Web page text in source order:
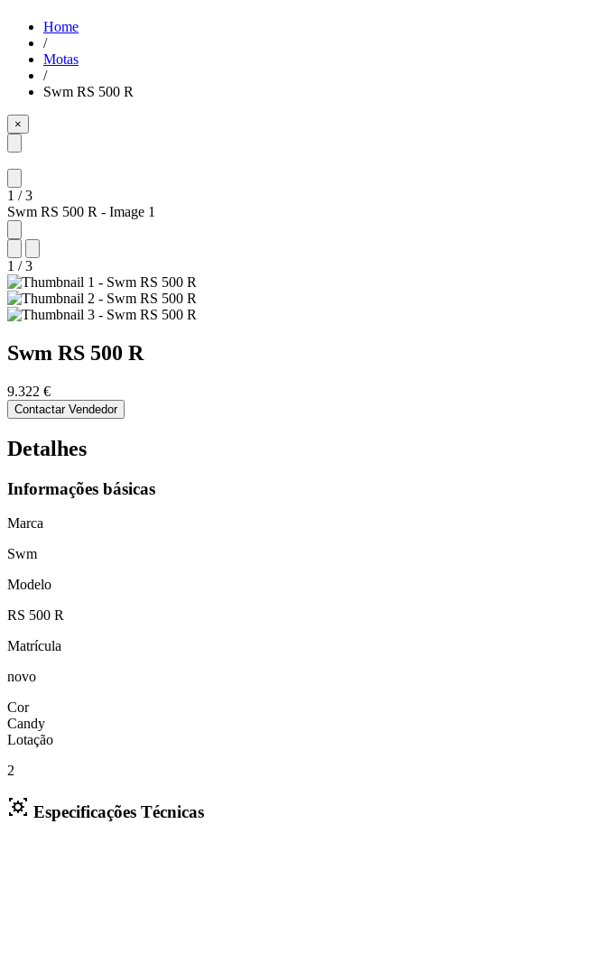
Home
/
Motas
/
Swm RS 500 R
×
1 / 3
1 / 3
Swm RS 500 R
9.322 €
Contactar Vendedor
Detalhes
Informações básicas
Marca
Swm
Modelo
RS 500 R
Matrícula
novo
Cor
Candy
Lotação
2
Especificações Técnicas